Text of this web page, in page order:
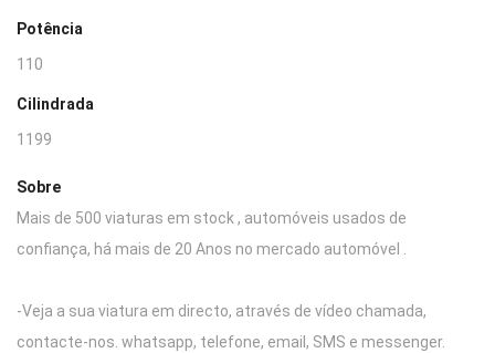
Potência
110
Cilindrada
1199
Sobre
Mais de 500 viaturas em stock , automóveis usados de
confiança, há mais de 20 Anos no mercado automóvel .
-Veja a sua viatura em directo, através de vídeo chamada,
contacte-nos. whatsapp, telefone, email, SMS e messenger.